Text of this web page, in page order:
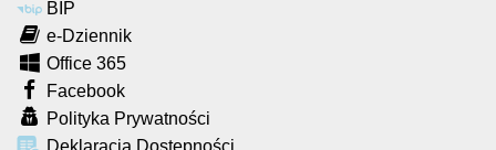
BIP
e-Dziennik
Office 365
Facebook
Polityka Prywatności